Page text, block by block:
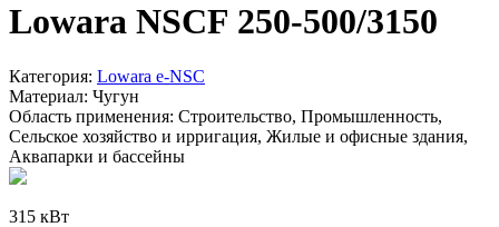
Lowara NSCF 250-500/3150
Категория: Lowara e-NSC
Материал: Чугун
Область применения: Строительство, Промышленность,
Сельское хозяйство и ирригация, Жилые и офисные здания,
Аквапарки и бассейны
315 кВт